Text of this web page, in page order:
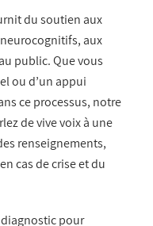
du soutien aux
aux
public. Que vous
ou d’un appui
ce processus, notre
de vive voix à une
renseignements,
cas de crise et du
diagnostic pour